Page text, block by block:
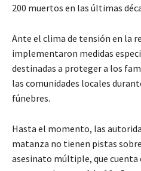
200 muertos en las últimas
Ante el clima de tensión en la
implementaron medidas
destinadas a proteger a los
las comunidades locales
fúnebres.
Hasta el momento, las
matanza no tienen pistas
asesinato múltiple, que